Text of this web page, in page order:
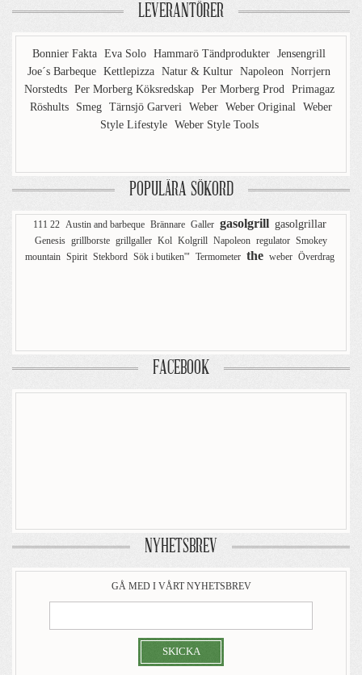
LEVERANTÖRER
Bonnier Fakta Eva Solo Hammarö Tändprodukter Jensengrill
Joe´s Barbeque Kettlepizza Natur & Kultur Napoleon Norrjern
Norstedts Per Morberg Köksredskap Per Morberg Prod Primagaz
Röshults
Smeg Tärnsjö Garveri Weber Weber Original Weber
Style Lifestyle Weber Style Tools
POPULÄRA SÖKORD
111 22 Austin and barbeque Brännare Galler gasolgrill gasolgrillar
Genesis grillborste grillgaller Kol Kolgrill Napoleon regulator Smokey
mountain Spirit Stekbord Sök i butiken'" Termometer the weber Överdrag
FACEBOOK
NYHETSBREV
GÅ MED I VÅRT NYHETSBREV
SKICKA